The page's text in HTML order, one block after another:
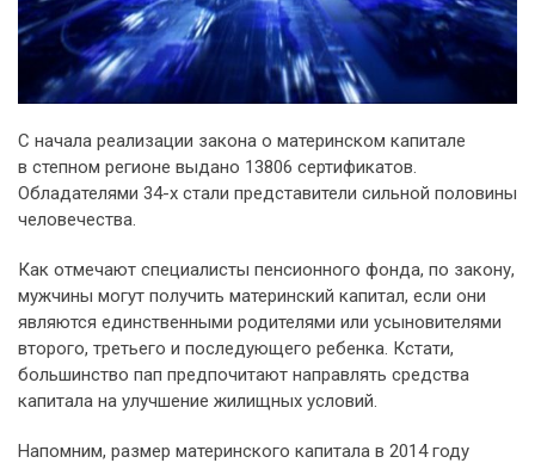
С начала реализации закона о материнском капитале
в степном регионе выдано 13806 сертификатов.
Обладателями 34-х стали представители сильной половины
человечества.
Как отмечают специалисты пенсионного фонда, по закону,
мужчины могут получить материнский капитал, если они
являются единственными родителями или усыновителями
второго, третьего и последующего ребенка. Кстати,
большинство пап предпочитают направлять средства
капитала на улучшение жилищных условий.
Напомним, размер материнского капитала в 2014 году